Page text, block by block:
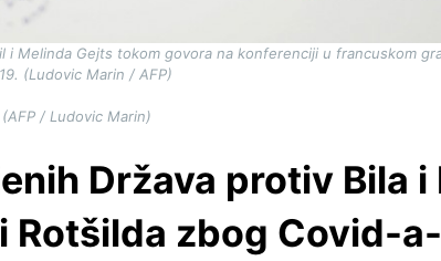
i Melinda Gejts tokom govora na konferenciji u francuskom
(Ludovic Marin / AFP)
(AFP / Ludovic Marin)
Država protiv Bila i
Rotšilda zbog Covid-